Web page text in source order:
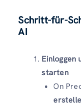
Schritt-für-
AI
Einloggen
starten
On